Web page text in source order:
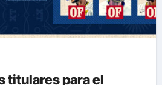
titulares para el